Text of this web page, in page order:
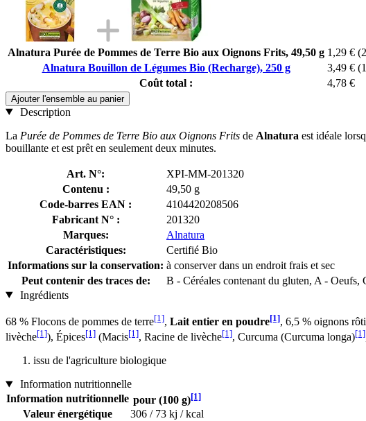
Alnatura Purée de Pommes de Terre Bio aux Oignons Frits, 49,50 g 1,29 €
Alnatura Bouillon de Légumes Bio (Recharge), 250 g
3,49 €
Coût total :
4,78 €
Ajouter l'ensemble au panier
Description
La Purée de Pommes de Terre Bio aux Oignons Frits de Alnatura est idéale
bouillante et est prêt en seulement deux minutes.
Art. N°:
XPI-MM-201320
Contenu :
49,50 g
Code-barres EAN :
4104420208506
Fabricant N° :
201320
Marques:
Alnatura
Caractéristiques:
Certifié Bio
Informations sur la conservation: à conserver dans un endroit frais et sec
Peut contenir des traces de:
B - Céréales contenant du gluten, A -
Ingrédients
68 % Flocons de pommes de terre[1], Lait entier en poudre[1], 6,5 % oignons
livèche[1]), Épices[1] (Macis[1], Racine de livèche[1], Curcuma (Curcuma longa)[1]
issu de l'agriculture biologique
Information nutritionnelle
Information nutritionnelle pour (100 g)[1]
Valeur énergétique
306 / 73 kj / kcal